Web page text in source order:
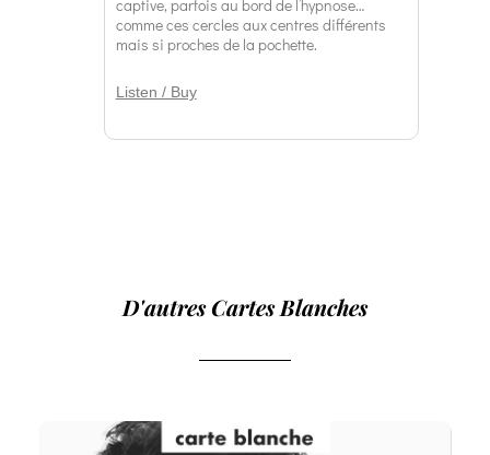
captive, parfois au bord de l’hypnose…
comme ces cercles aux centres différents
mais si proches de la pochette.
Listen / Buy
D'autres Cartes Blanches